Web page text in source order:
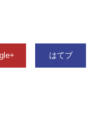
はてブ